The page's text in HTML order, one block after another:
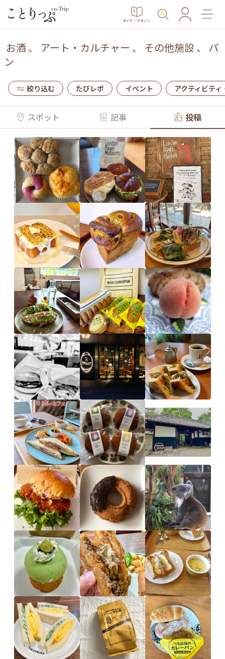
ガイド・マガジン
お酒 、 アート・カルチャー 、 その他施設、 パ
ン
絞り込む たびレポ イベント アクティビティ
スポット 記事 投稿